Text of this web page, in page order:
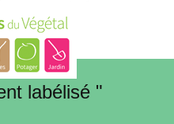
labélisé "